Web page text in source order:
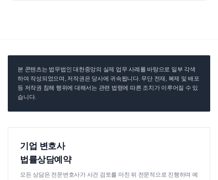
본 콘텐츠는 법무법인 대한중앙의 실제 업무 사례를 바탕으로 일부 각색
하여 작성되었으며, 저작권은 당사에 귀속됩니다. 무단 전재, 복제 및 배포
등 저작권 침해 행위에 대해서는 관련 법령에 따른 조치가 이루어질 수 있
습니다.
기업 변호사
법률상담예약
모든 상담은 전문변호사가 사건 검토를 마친 뒤 전문적으로 진행하며 예